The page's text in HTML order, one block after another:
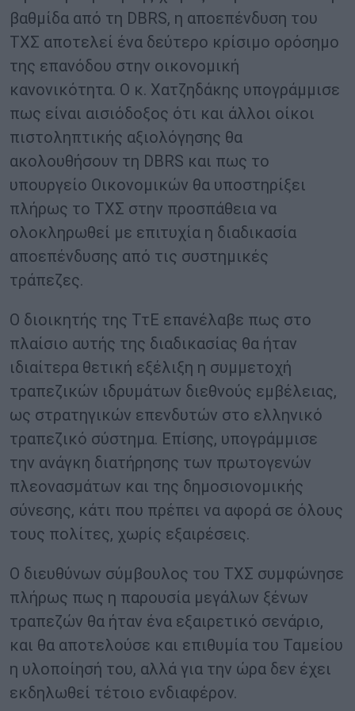
βαθμίδα από τη DBRS, η αποεπένδυση του
ΤΧΣ αποτελεί ένα δεύτερο κρίσιμο ορόσημο
της επανόδου στην οικονομική
κανονικότητα. Ο κ. Χατζηδάκης υπογράμμισε
πως είναι αισιόδοξος ότι και άλλοι οίκοι
πιστοληπτικής αξιολόγησης θα
ακολουθήσουν τη DBRS και πως το
υπουργείο Οικονομικών θα υποστηρίξει
πλήρως το ΤΧΣ στην προσπάθεια να
ολοκληρωθεί με επιτυχία η διαδικασία
αποεπένδυσης από τις συστημικές
τράπεζες.
Ο διοικητής της ΤτΕ επανέλαβε πως στο
πλαίσιο αυτής της διαδικασίας θα ήταν
ιδιαίτερα θετική εξέλιξη η συμμετοχή
τραπεζικών ιδρυμάτων διεθνούς εμβέλειας,
ως στρατηγικών επενδυτών στο ελληνικό
τραπεζικό σύστημα. Επίσης, υπογράμμισε
την ανάγκη διατήρησης των πρωτογενών
πλεονασμάτων και της δημοσιονομικής
σύνεσης, κάτι που πρέπει να αφορά σε όλους
τους πολίτες, χωρίς εξαιρέσεις.
Ο διευθύνων σύμβουλος του ΤΧΣ συμφώνησε
πλήρως πως η παρουσία μεγάλων ξένων
τραπεζών θα ήταν ένα εξαιρετικό σενάριο,
και θα αποτελούσε και επιθυμία του Ταμείου
η υλοποίησή του, αλλά για την ώρα δεν έχει
εκδηλωθεί τέτοιο ενδιαφέρον.